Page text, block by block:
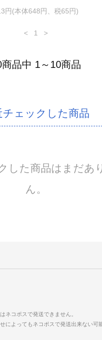
円(本体648円、税65円)
< 1 >
商品中 1～10商品
チェックした商品
した商品はまだあ
ん。
ネコポスで発送できません。
によってもネコポスで発送出来ない可